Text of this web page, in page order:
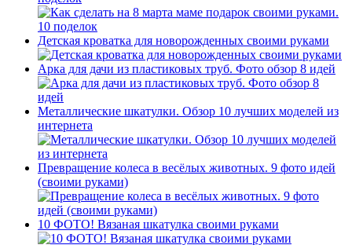
Детская кроватка для новорожденных своими руками
Арка для дачи из пластиковых труб. Фото обзор 8 идей
Металлические шкатулки. Обзор 10 лучших моделей из
интернета
Превращение колеса в весёлых животных. 9 фото идей
(своими руками)
10 ФОТО! Вязаная шкатулка своими руками